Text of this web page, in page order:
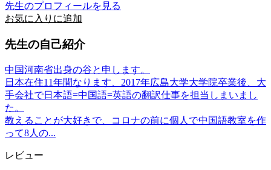
先生のプロフィールを見る
お気に入りに追加
先生の自己紹介
中国河南省出身の谷と申します。
日本在住11年間なります、2017年広島大学大学院卒業後、大
手会社で日本語=中国語=英語の翻訳仕事を担当しまいまし
た。
教えることが大好きで、コロナの前に個人で中国語教室を作
って8人の...
レビュー